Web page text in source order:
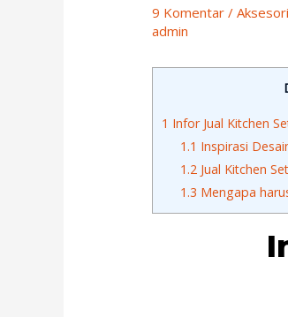
9 Komentar /
admin
1 Infor Jual Kitchen
1.1 Inspirasi
1.2 Jual Kitchen
1.3 Mengapa